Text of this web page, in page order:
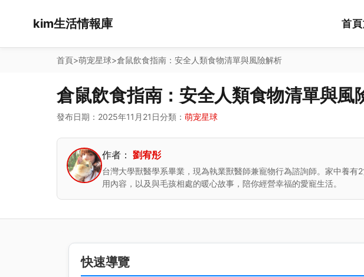
kim生活情報庫 首頁
首頁>萌宠星球>倉鼠飲食指南：安全人類食物清單與風險解析
倉鼠飲食指南：安全人類食物清單與風
發布日期：2025年11月21日分類： 萌宠星球
作者： 劉宥彤
台灣大學獸醫學系畢業，現為執業獸醫師兼寵物行為諮詢師。家中養
用內容，以及與毛孩相處的暖心故事，陪你經營幸福的愛寵生活。
快速導覽